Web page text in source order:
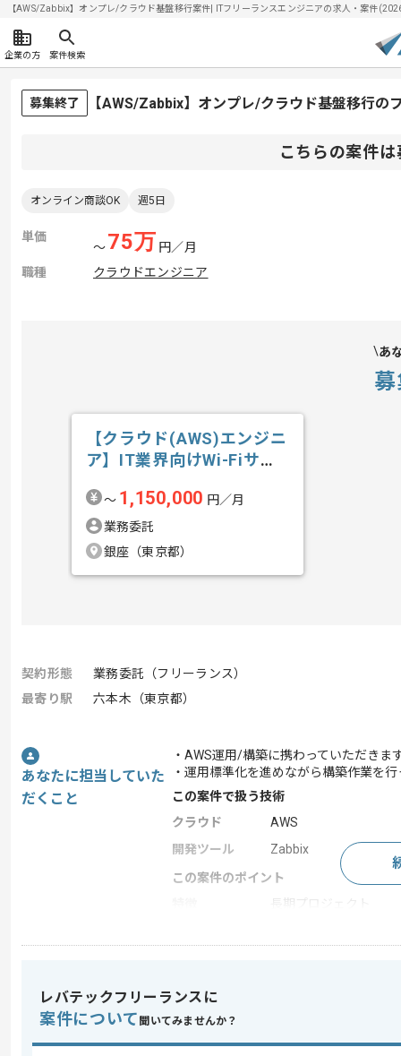
【AWS/Zabbix】オンプレ/クラウド基盤移行案件| ITフリーランスエンジニアの求人・案件
企業の方 案件検索
募集終了 【AWS/Zabbix】オンプレ/クラウド基盤移行の
こちらの案件
オンライン商談OK 週5日
単価
〜75万 円／月
職種
クラウドエンジニア
あ
【クラウド(AWS)エンジニ
ア】IT業界向けWi-Fiサー
〜 1,150,000 円／月
業務委託
銀座（東京都）
契約形態
業務委託（フリーランス）
最寄り駅
六本木（東京都）
あなたに担当していた
だくこと
・AWS運用/構築に携わっていただきま
・運用標準化を進めながら構築作業を
この案件で扱う技術
クラウド
AWS
開発ツール
Zabbix
この案件のポイント
長期プロジェクト
スキル
・AWS設計/構築/運用実務経験2年以上
・EC2/Lambda/RDS等AWS構築/運用に
・Terraformに関する実務経験又は知見
レバテックフリーランスに
案件について 聞いてみませんか？